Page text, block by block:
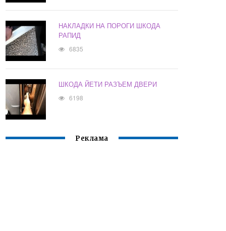
НАКЛАДКИ НА ПОРОГИ ШКОДА
РАПИД
6835
ШКОДА ЙЕТИ РАЗЪЕМ ДВЕРИ
6198
Реклама